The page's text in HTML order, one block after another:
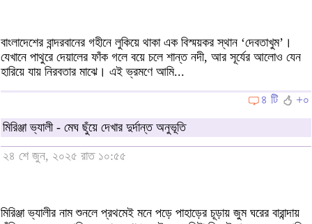
বাংলাদেশের বান্দরবানের গহীনে লুকিয়ে থাকা এক বিস্ময়কর স্থান ‘দেবতাখুম’।
যেখানে পাথুরে দেয়ালের ফাঁক গলে বয়ে চলে শান্ত নদী, আর সূর্যের আলোও যেন
হারিয়ে যায় নিরবতার মাঝে। এই ভ্রমণে আমি...
৪ টি
+০
মিরিঞ্জা ভ্যালী - মেঘ ছুঁয়ে দেখার দুর্দান্ত অনুভূতি
২৪ শে জুন, ২০২৫ রাত ১০:৫৫
মিরিঞ্জা ভ্যালীর নাম শুনলে প্রথমেই মনে পড়ে পাহাড়ের চূড়ায় জুম ঘরের বারান্দায়